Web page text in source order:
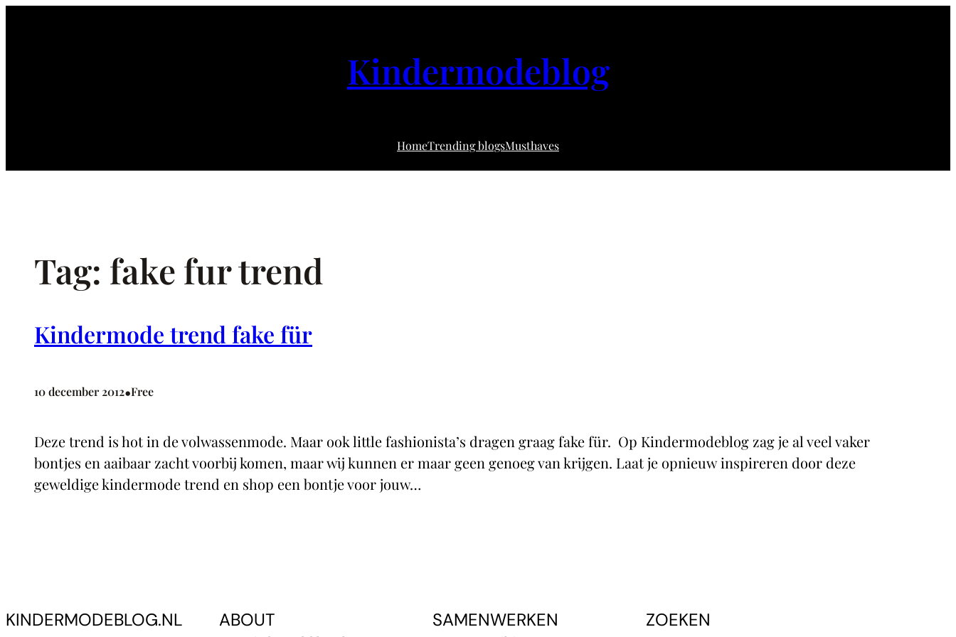
Kindermodeblog
HomeTrending blogsMusthaves
Tag: fake fur trend
Kindermode trend fake für
10 december 2012•Free
Deze trend is hot in de volwassenmode. Maar ook little fashionista’s dragen graag fake für. Op Kindermodeblog zag je al veel vaker
bontjes en aaibaar zacht voorbij komen, maar wij kunnen er maar geen genoeg van krijgen. Laat je opnieuw inspireren door deze
geweldige kindermode trend en shop een bontje voor jouw…
KINDERMODEBLOG.NL ABOUT SAMENWERKEN ZOEKEN